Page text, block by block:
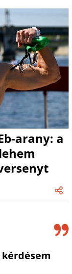
arany: a
kérdésem